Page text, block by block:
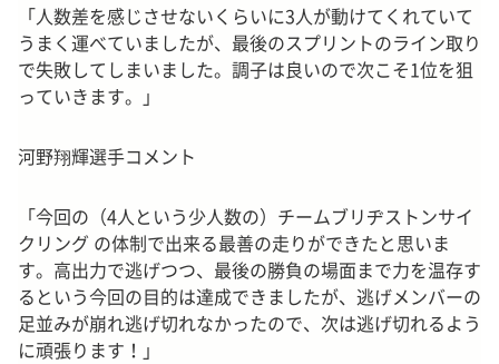
「人数差を感じさせないくらいに3人が動けてくれていて
うまく運べていましたが、最後のスプリントのライン取り
で失敗してしまいました。調子は良いので次こそ1位を狙
っていきます。」
河野翔輝選手コメント
「今回の（4人という少人数の）チームブリヂストンサイ
クリング の体制で出来る最善の走りができたと思いま
す。高出力で逃げつつ、最後の勝負の場面まで力を温存す
るという今回の目的は達成できましたが、逃げメンバーの
足並みが崩れ逃げ切れなかったので、次は逃げ切れるよう
に頑張ります！」